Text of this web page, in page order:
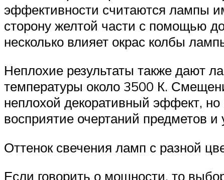
эффективности считаются лампы
сторону желтой части с помощью
несколько влияет окрас колбы
Неплохие результаты также дают
температуры около 3500 К.
неплохой декоративный эффект,
восприятие очертаний предметов
Оттенок свечения ламп с разной
Если говорить о мощности, то